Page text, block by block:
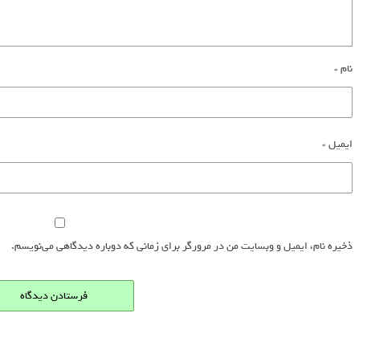
نام*
ایمیل*
ذخیره نام، ایمیل و وبسایت من در مرورگر برای زمانی که دوباره دیدگاهی می‌نویسم.